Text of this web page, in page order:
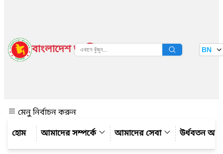
বাংলাদেশ জাতীয় তথ্য বাতায়ন BN
মেনু নির্বাচন করুন
আমাদের সম্পর্কে
আমাদের সেবা উর্ধবতন